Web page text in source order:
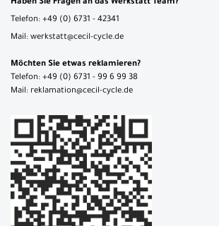
Haben Sie Fragen an das Werkstatt Team?
Telefon: +49 (0) 6731 - 42341
Mail: werkstatt@cecil-cycle.de
Möchten Sie etwas reklamieren?
Telefon: +49 (0) 6731 - 99 6 99 38
Mail: reklamation@cecil-cycle.de